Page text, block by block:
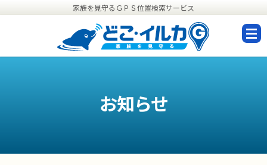
家族を見守るＧＰＳ位置検索サービス
設
定
お知らせ